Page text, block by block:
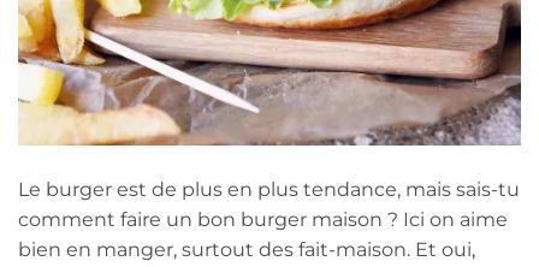
Le burger est de plus en plus tendance, mais sais-tu
comment faire un bon burger maison ? Ici on aime
bien en manger, surtout des fait-maison. Et oui,